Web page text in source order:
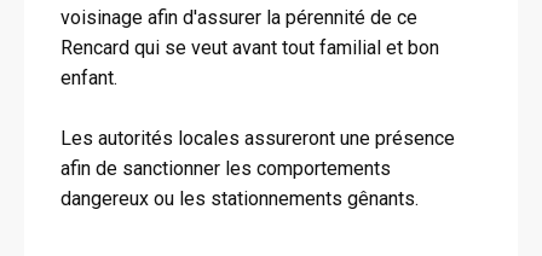
voisinage afin d'assurer la pérennité de ce
Rencard qui se veut avant tout familial et bon
enfant.
Les autorités locales assureront une présence
afin de sanctionner les comportements
dangereux ou les stationnements gênants.